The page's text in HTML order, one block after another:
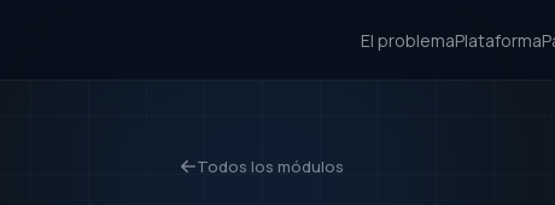
El problemaPlataforma
Todos los módulos